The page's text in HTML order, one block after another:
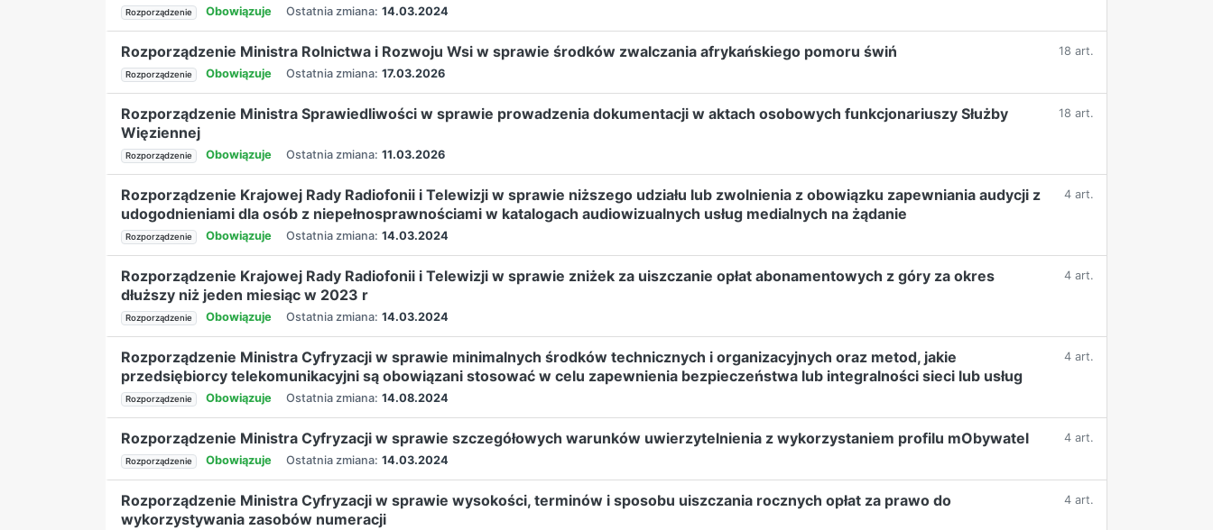
Rozporządzenie Obowiązuje Ostatnia zmiana: 14.03.2024
Rozporządzenie Ministra Rolnictwa i Rozwoju Wsi w sprawie środków zwalczania afrykańskiego pomoru świń 18 art.
Rozporządzenie Obowiązuje Ostatnia zmiana: 17.03.2026
Rozporządzenie Ministra Sprawiedliwości w sprawie prowadzenia dokumentacji w aktach osobowych funkcjonariuszy Służby
Więziennej
18 art.
Rozporządzenie Obowiązuje Ostatnia zmiana: 11.03.2026
Rozporządzenie Krajowej Rady Radiofonii i Telewizji w sprawie niższego udziału lub zwolnienia z obowiązku zapewniania audycji z
udogodnieniami dla osób z niepełnosprawnościami w katalogach audiowizualnych usług medialnych na żądanie
4 art.
Rozporządzenie Obowiązuje Ostatnia zmiana: 14.03.2024
Rozporządzenie Krajowej Rady Radiofonii i Telewizji w sprawie zniżek za uiszczanie opłat abonamentowych z góry za okres
dłuższy niż jeden miesiąc w 2023 r
4 art.
Rozporządzenie Obowiązuje Ostatnia zmiana: 14.03.2024
Rozporządzenie Ministra Cyfryzacji w sprawie minimalnych środków technicznych i organizacyjnych oraz metod, jakie
przedsiębiorcy telekomunikacyjni są obowiązani stosować w celu zapewnienia bezpieczeństwa lub integralności sieci lub usług
4 art.
Rozporządzenie Obowiązuje Ostatnia zmiana: 14.08.2024
Rozporządzenie Ministra Cyfryzacji w sprawie szczegółowych warunków uwierzytelnienia z wykorzystaniem profilu mObywatel 4 art.
Rozporządzenie Obowiązuje Ostatnia zmiana: 14.03.2024
Rozporządzenie Ministra Cyfryzacji w sprawie wysokości, terminów i sposobu uiszczania rocznych opłat za prawo do
wykorzystywania zasobów numeracji
4 art.